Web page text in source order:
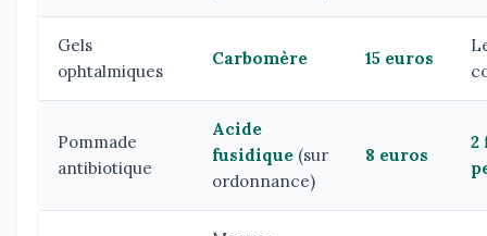
Gels
ophtalmiques
Carbomère 15 euros
Pommade
antibiotique
Acide
fusidique (sur
ordonnance)
8 euros
2